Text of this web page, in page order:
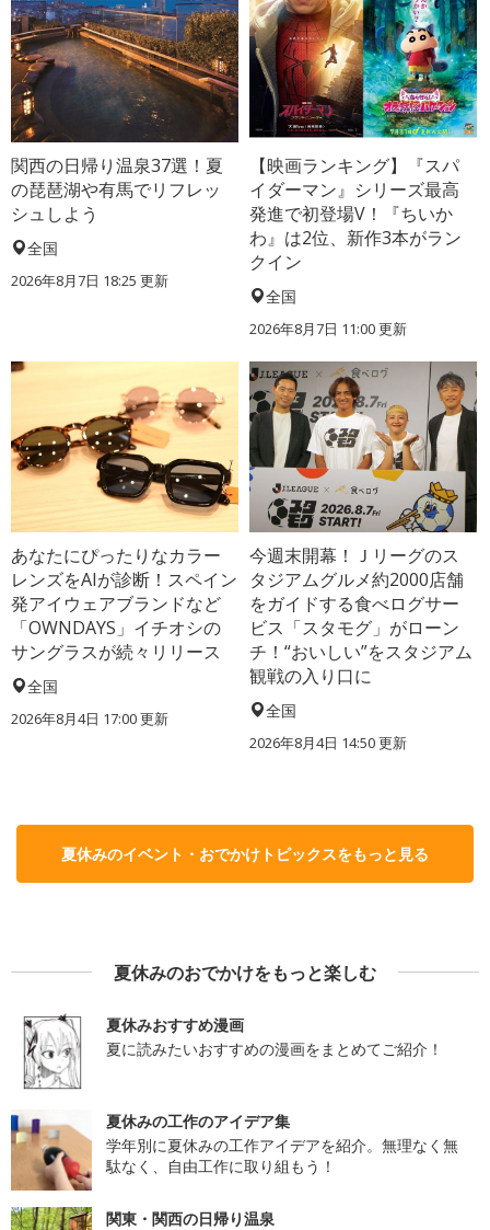
関西の日帰り温泉37選！夏
の琵琶湖や有馬でリフレッ
シュしよう
全国
2026年8月7日 18:25 更新
【映画ランキング】『スパ
イダーマン』シリーズ最高
発進で初登場V！『ちいか
わ』は2位、新作3本がラン
クイン
全国
2026年8月7日 11:00更新
あなたにぴったりなカラー
レンズをAIが診断！スペイン
発アイウェアブランドなど
「OWNDAYS」イチオシの
サングラスが続々リリース
全国
2026年8月4日 17:00更新
今週末開幕！Ｊリーグのス
タジアムグルメ約2000店舗
をガイドする食べログサー
ビス「スタモグ」がローン
チ！“おいしい”をスタジアム
観戦の入り口に
全国
2026年8月4日 14:50更新
夏休みのイベント・おでかけトピックスをもっと見る
夏休みのおでかけをもっと楽しむ
夏休みおすすめ漫画
夏に読みたいおすすめの漫画をまとめてご紹介！
夏休みの工作のアイデア集
学年別に夏休みの工作アイデアを紹介。無理なく無
駄なく、自由工作に取り組もう！
関東・関西の日帰り温泉